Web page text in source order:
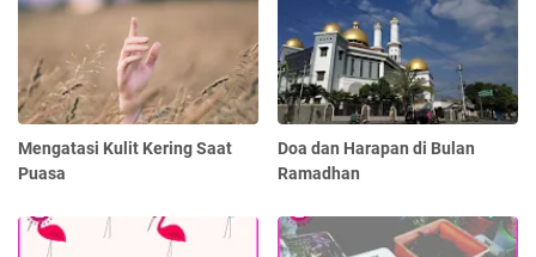
Mengatasi Kulit Kering Saat
Puasa
Doa dan Harapan di Bulan
Ramadhan